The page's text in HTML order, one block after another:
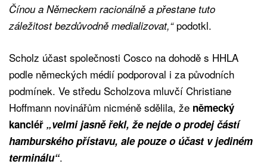
Čínou a Německem racionálně a přestane tuto
záležitost bezdůvodně medializovat,“podotkl.
Scholz účast společnosti Cosco na dohodě s HHLA
podle německých médií podporoval i za původních
podmínek. Ve středu Scholzova mluvčí Christiane
Hoffmann novinářům nicméně sdělila, že německý
kancléř „velmi jasně řekl, že nejde o prodej částí
hamburského přístavu, ale pouze o účast v jediném
terminálu“.